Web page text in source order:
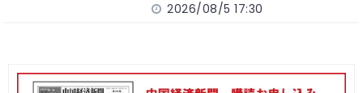
2026/08/5 17:30